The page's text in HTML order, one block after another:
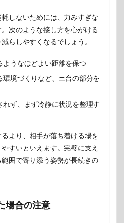
しないためには、力みすぎな
次のような接し方を心がける
らしやすくなるでしょう。
ようなほどよい距離を保つ
環境づくりなど、土台の部分を
れず、まず冷静に状況を整理す
より、相手が落ち着ける場を
すいといえます。完璧に支え
囲で寄り添う姿勢が長続きの
場合の注意